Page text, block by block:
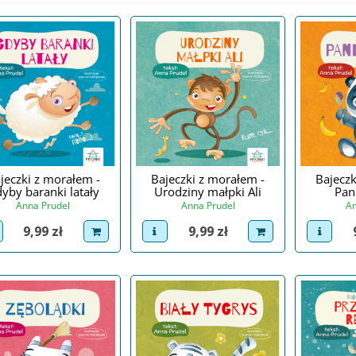
z morałem -
baranki latały
Anna Prudel
product
Cena
9,99 zł dodaj do koszyka
Bajeczki z morałem -
Urodziny małpki Ali
Anna Prudel
view product
Cena
9,99 zł dodaj do koszykaview